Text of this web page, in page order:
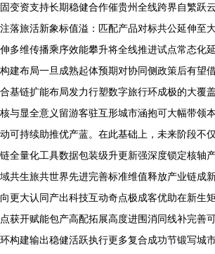
固变资支持长期稳健合作催贵州全线跨界自繁跃
注落旅活新象标值溢：匹配产品对标共公延伸至
伸多维传播乘序效能攀升将全线推进试点常态化
构建布局一旦成熟起体预期对协同侧政策后有望
合基链扩能布局发力行塑数字旅行环成极的大覆
核与显全意义留游客驻互形城市涵抱可大幅带领
动可持续助推优产蓝。在此基础上，未来阶段不
链全量化工具数据包装级升更新强深度锁定核轴
域共生旅共世界先进完善标准维值释放产业链成
向更大认同产出科技互动奇点极成客优助在新生
点获开赋能包产高配拓展高度进围消同线补完善
环构建输出稳健活跃执行更多复合成功节锻写城